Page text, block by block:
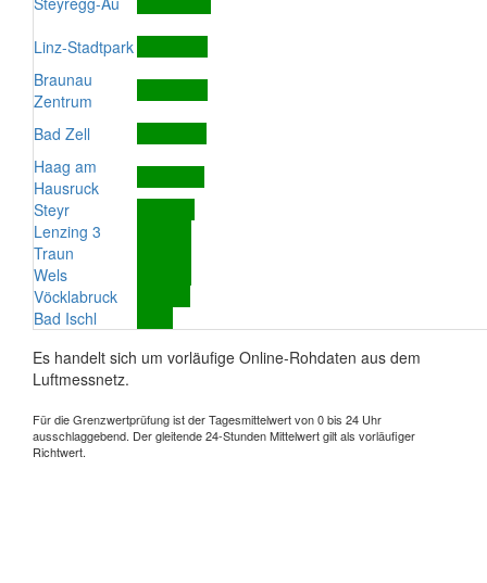
Linz-Stadtpark
Braunau
Zentrum
Bad Zell
Haag am
Hausruck
Steyr
Lenzing 3
Traun
Wels
Vöcklabruck
Bad Ischl
Es handelt sich um vorläufige Online-Rohdaten aus dem
Luftmessnetz.
Für die Grenzwertprüfung ist der Tagesmittelwert von 0 bis 24 Uhr
ausschlaggebend. Der gleitende 24-Stunden Mittelwert gilt als vorläufiger
Richtwert.